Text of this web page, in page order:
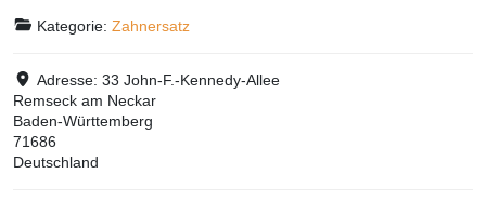
Kategorie:Zahnersatz
Adresse:33 John-F.-Kennedy-Allee
Remseck am Neckar
Baden-Württemberg
71686
Deutschland